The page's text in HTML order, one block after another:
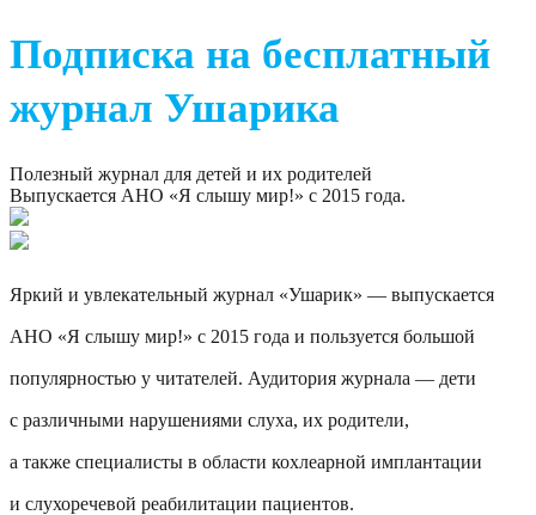
Подписка на бесплатный
журнал Ушарика
Полезный журнал для детей и их родителей
Выпускается АНО «Я слышу мир!» с 2015 года.
Яркий и увлекательный журнал «Ушарик» — выпускается
АНО «Я слышу мир!» с 2015 года и пользуется большой
популярностью у читателей. Аудитория журнала — дети
с различными нарушениями слуха, их родители,
а также специалисты в области кохлеарной имплантации
и слухоречевой реабилитации пациентов.